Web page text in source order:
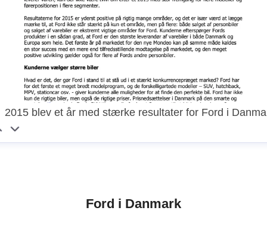
2015 blev et år med stærke resultater for Ford i
Ford i Danmark